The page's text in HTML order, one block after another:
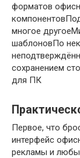
форматов
многое
шаблоновПо
сохранением
для ПК
Первое, что
интерфейс
рекламы и